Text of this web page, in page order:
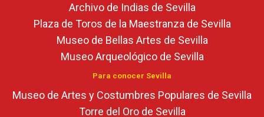
Archivo de Indias de Sevilla
Plaza de Toros de la Maestranza de Sevilla
Museo de Bellas Artes de Sevilla
Museo Arqueológico de Sevilla
Para conocer Sevilla
Museo de Artes y Costumbres Populares de Sevilla
Torre del Oro de Sevilla